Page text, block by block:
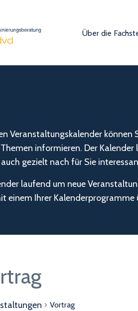
Über die
Veranstaltungskalender
informieren. Der
auch gezielt nach für Sie
laufend um neue
einem Ihrer Kalenderprogramme
Vortrag